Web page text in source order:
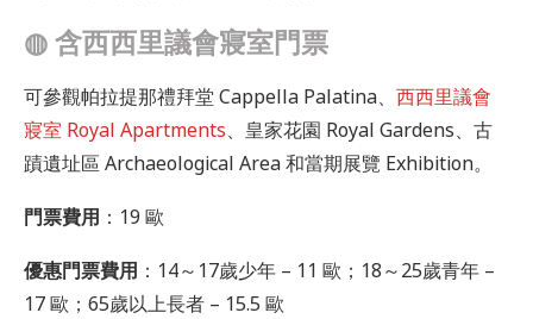
◍含西西里議會寢室門票
可參觀帕拉提那禮拜堂 Cappella Palatina、 西西里議會
寢室 Royal Apartments、皇家花園 Royal Gardens、古
蹟遺址區 Archaeological Area 和當期展覽 Exhibition。
門票費用 ：19 歐
優惠門票費用 ：14～17歲少年 – 11 歐；18～25歲青年 –
17 歐；65歲以上長者 – 15.5 歐